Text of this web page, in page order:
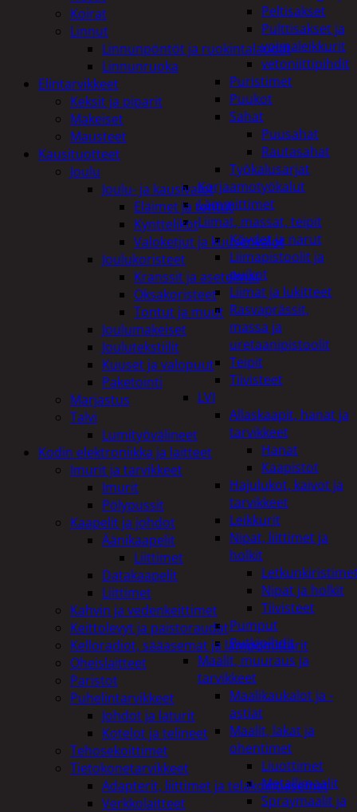
Peltisakset
Pulttisakset ja
voimaleikkurit
vetoniittipihdit
Puristimet
Puukot
Sahat
Puusahat
Rautasahat
Työkalusarjat
Korjaamotyökalut
Lämmittimet
Liimat, massat, teipit
Köydet ja narut
Liimapistoolit ja
puikot
Liimat ja lukitteet
Rasvaprässit,
massa ja
uretaanipistoolit
Teipit
Tiivisteet
LVI
Allaskaapit, hanat ja
tarvikkeet
Hanat
Kaapistot
Hajulukot, kaivot ja
tarvikkeet
Leikkurit
Nipat, liittimet ja
holkit
Nipat ja holkit
Tiivisteet
Pumput
Putkipihdit
Maalit, muuraus ja
tarvikkeet
Maalikaukalot ja -
astiat
Maalit, lakat ja
ohentimet
Liuottimet
Metallimaalit
Spraymaalit ja
Koirat
Linnut
Linnunpöntöt ja ruokintalaudat
Linnunruoka
Elintarvikkeet
Keksit ja piparit
Makeiset
Mausteet
Kausituotteet
Joulu
Joulu- ja kausivalot
Eläimet ja tontut
Kyntteliköt
Valoketjut ja kuusenvalot
Joulukoristeet
Kranssit ja asetelmat
Oksakoristeet
Tontut ja muut
Joulumakeiset
Joulutekstiilit
Kuuset ja valopuut
Paketointi
Marjastus
Talvi
Lumityövälineet
Kodin elektroniikka ja laitteet
Imurit ja tarvikkeet
Imurit
Pölypussit
Kaapelit ja johdot
Äänikaapelit
Liittimet
Datakaapelit
Liittimet
Kahvin ja vedenkeittimet
Keittolevyt ja paistoraudat
Kelloradiot, sääasemat ja lämpömittarit
Oheislaitteet
Paristot
Puhelintarvikkeet
Johdot ja laturit
Kotelot ja telineet
Tehosekoittimet
Tietokonetarvikkeet
Adapterit, liittimet ja telakointiasemat
Verkkolaitteet